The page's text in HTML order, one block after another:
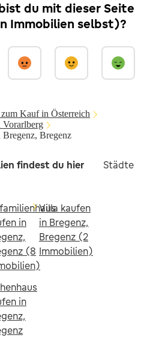
du mit dieser Seite
Immobilien selbst)?
zum Kauf in Österreich
Vorarlberg
Bregenz
findest du hier Städte in
in
(8
in
Villa kaufen
in Bregenz,
Bregenz (2
Immobilien)